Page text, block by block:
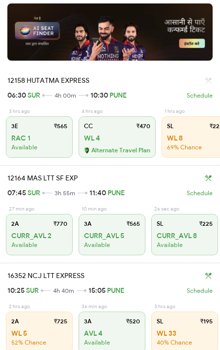
12158 HUTATMA EXPRESS
06:30SUR 4h 00m 10:30 PUNE Schedule
3 hrs ago
3E ₹565
RAC 1
Available
4 hrs ago
CC ₹470
WL 4
Alternate Travel Plan
1 hrs ago
SL
WL 8
69% Chance
12164 MAS LTT SF EXP
07:45SUR 3h 55m 11:40 PUNE Schedule
27 min ago
2A ₹770
CURR_AVL 2
Available
10 min ago
3A ₹565
CURR_AVL 5
Available
26 sec ago
SL ₹225
CURR_AVL 8
Available
16352 NCJ LTT EXPRESS
10:25SUR 4h 40m 15:05 PUNE Schedule
2 hrs ago
2A ₹725
WL 5
52% Chance
36 min ago
3A ₹520
AVL 4
Available
3 hrs ago
SL ₹195
WL 33
40% Chance